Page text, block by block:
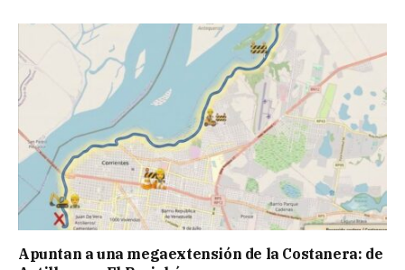
Apuntan a una megaextensión de la Costanera: de